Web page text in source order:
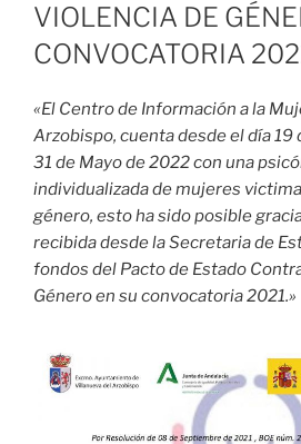
VIOLENCIA DE
CONVOCATORIA
«El Centro de Información a la
Arzobispo, cuenta desde el día 19
31 de Mayo de 2022 con una
individualizada de mujeres
género, esto ha sido posible
recibida desde la Secretaria de
fondos del Pacto de Estado
Género en su convocatoria 2021.»